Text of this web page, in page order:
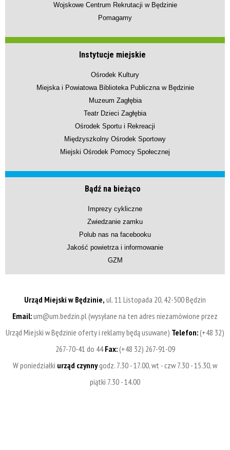
Wojskowe Centrum Rekrutacji w Będzinie
Pomagamy
Instytucje miejskie
Ośrodek Kultury
Miejska i Powiatowa Biblioteka Publiczna w Będzinie
Muzeum Zagłębia
Teatr Dzieci Zagłębia
Ośrodek Sportu i Rekreacji
Międzyszkolny Ośrodek Sportowy
Miejski Ośrodek Pomocy Społecznej
Bądź na bieżąco
Imprezy cykliczne
Zwiedzanie zamku
Polub nas na facebooku
Jakość powietrza i informowanie
GZM
Urząd Miejski w Będzinie, ul. 11 Listopada 20, 42-500 Będzin
Email:um@um.bedzin.pl (wysyłane na ten adres niezamówione przez
Urząd Miejski w Będzinie oferty i reklamy będą usuwane) Telefon:(+48 32)
267-70-41 do 44Fax:(+48 32) 267-91-09
W poniedziałki urząd czynnygodz. 7.30 - 17.00, wt - czw 7.30 - 15.30, w
piątki 7.30 - 14.00